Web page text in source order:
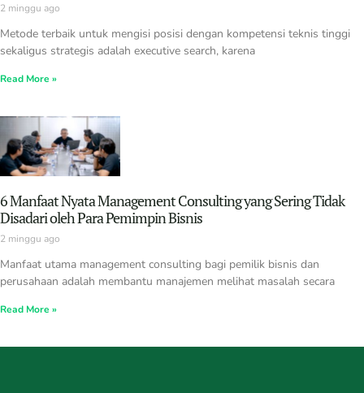
2 minggu ago
Metode terbaik untuk mengisi posisi dengan kompetensi teknis tinggi
sekaligus strategis adalah executive search, karena
Read More »
6 Manfaat Nyata Management Consulting yang Sering Tidak
Disadari oleh Para Pemimpin Bisnis
2 minggu ago
Manfaat utama management consulting bagi pemilik bisnis dan
perusahaan adalah membantu manajemen melihat masalah secara
Read More »